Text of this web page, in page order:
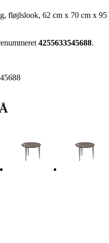
fløjlslook, 62 cm x 70 cm x 95
4255633545688.